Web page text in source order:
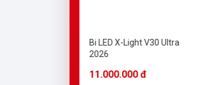
Bi LED X-Light V30 Ultra
2026
11.000.000 đ